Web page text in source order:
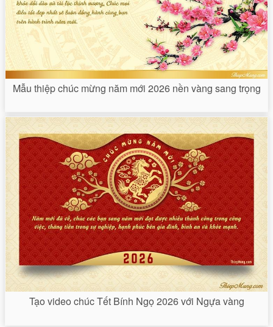
Mẫu thiệp chúc mừng năm mới 2026 nền vàng sang trọng
Tạo video chúc Tết Bính Ngọ 2026 với Ngựa vàng